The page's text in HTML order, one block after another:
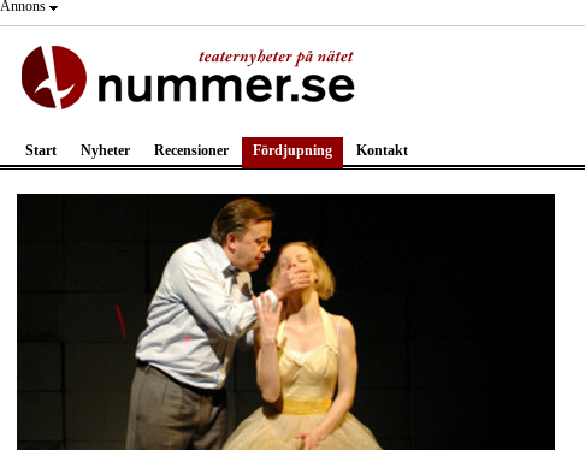
Annons
Start Nyheter Recensioner Fördjupning Kontakt